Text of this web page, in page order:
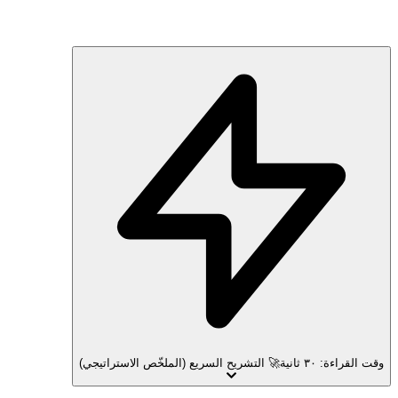
وقت القراءة: ٣٠ ثانية 🚀 التشريح السريع (الملخّص الاستراتيجي)